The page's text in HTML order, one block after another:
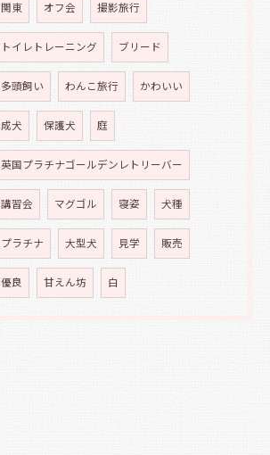
関東 オフ会 撮影旅行
トイレトレーニング ブリード
多頭飼い わんこ旅行 かわいい
成犬 保護犬 庭
英国プラチナゴールデンレトリーバー
講習会 マグゴル 寝姿 犬種
プラチナ 大型犬 見学 販売
優良 甘えん坊 白